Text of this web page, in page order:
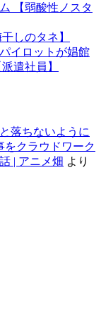
【弱酸性ノスタ
しのタネ】
イロットが娼館
遣社員】
落ちないように
をクラウドワーク
| アニメ畑 より